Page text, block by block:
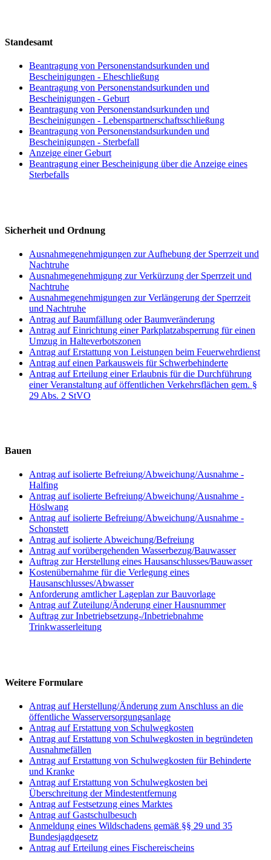
Standesamt
Beantragung von Personenstandsurkunden und
Bescheinigungen - Eheschließung
Beantragung von Personenstandsurkunden und
Bescheinigungen - Geburt
Beantragung von Personenstandsurkunden und
Bescheinigungen - Lebenspartnerschaftsschließung
Beantragung von Personenstandsurkunden und
Bescheinigungen - Sterbefall
Anzeige einer Geburt
Beantragung einer Bescheinigung über die Anzeige eines
Sterbefalls
Sicherheit und Ordnung
Ausnahmegenehmigungen zur Aufhebung der Sperrzeit und
Nachtruhe
Ausnahmegenehmigung zur Verkürzung der Sperrzeit und
Nachtruhe
Ausnahmegenehmigungen zur Verlängerung der Sperrzeit
und Nachtruhe
Antrag auf Baumfällung oder Baumveränderung
Antrag auf Einrichtung einer Parkplatzabsperrung für einen
Umzug in Halteverbotszonen
Antrag auf Erstattung von Leistungen beim Feuerwehrdienst
Antrag auf einen Parkausweis für Schwerbehinderte
Antrag auf Erteilung einer Erlaubnis für die Durchführung
einer Veranstaltung auf öffentlichen Verkehrsflächen gem. §
29 Abs. 2 StVO
Bauen
Antrag auf isolierte Befreiung/Abweichung/Ausnahme -
Halfing
Antrag auf isolierte Befreiung/Abweichung/Ausnahme -
Höslwang
Antrag auf isolierte Befreiung/Abweichung/Ausnahme -
Schonstett
Antrag auf isolierte Abweichung/Befreiung
Antrag auf vorübergehenden Wasserbezug/Bauwasser
Auftrag zur Herstellung eines Hausanschlusses/Bauwasser
Kostenübernahme für die Verlegung eines
Hausanschlusses/Abwasser
Anforderung amtlicher Lageplan zur Bauvorlage
Antrag auf Zuteilung/Änderung einer Hausnummer
Auftrag zur Inbetriebsetzung-/Inbetriebnahme
Trinkwasserleitung
Weitere Formulare
Antrag auf Herstellung/Änderung zum Anschluss an die
öffentliche Wasserversorgungsanlage
Antrag auf Erstattung von Schulwegkosten
Antrag auf Erstattung von Schulwegkosten in begründeten
Ausnahmefällen
Antrag auf Erstattung von Schulwegkosten für Behinderte
und Kranke
Antrag auf Erstattung von Schulwegkosten bei
Überschreitung der Mindestentfernung
Antrag auf Festsetzung eines Marktes
Antrag auf Gastschulbesuch
Anmeldung eines Wildschadens gemäß §§ 29 und 35
Bundesjagdgesetz
Antrag auf Erteilung eines Fischereischeins